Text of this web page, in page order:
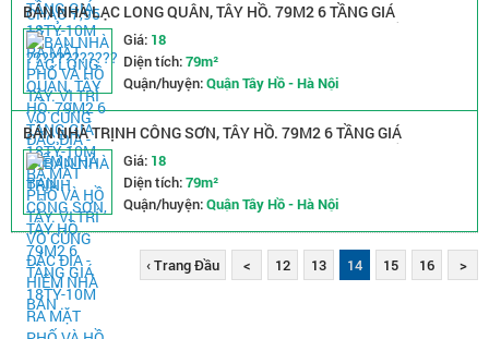
BÁN NHÀ LẠC LONG QUÂN, TÂY HỒ. 79M2 6 TẦNG GIÁ
18TỶ-10M RA MẶT PHỐ VÀ HỒ TÂY. VỊ TRÍ VÔ CÙNG ĐẮC ĐỊA -
HIẾM NHÀ BÁN .
Giá: 18
Diện tích:79m²
Quận/huyện:Quận Tây Hồ - Hà Nội
BÁN NHÀ TRỊNH CÔNG SƠN, TÂY HỒ. 79M2 6 TẦNG GIÁ
18TỶ-10M RA MẶT PHỐ VÀ HỒ TÂY. VỊ TRÍ VÔ CÙNG ĐẮC ĐỊA -
HIẾM NHÀ BÁN .
Giá: 18
Diện tích:79m²
Quận/huyện:Quận Tây Hồ - Hà Nội
‹ Trang Đầu < 12 13 14 15 16 >